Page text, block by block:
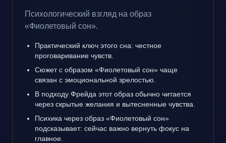
Психологический взгляд на образ
«Фиолетовый сон».
Практический ключ этого сна: честное
проговаривание чувств.
Сюжет с образом «Фиолетовый сон» чаще
связан с эмоциональной зрелостью.
В подходу Фрейда этот образ обычно читается
через скрытые желания и вытесненные чувства.
Психика через образ «Фиолетовый сон»
подсказывает: сейчас важно вернуть фокус на
главное.